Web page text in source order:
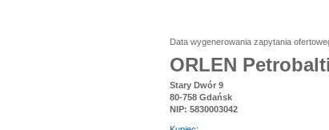
Data wygenerowania zapytania
ORLEN
Stary Dwór 9
80-758 Gdańsk
NIP: 5830003042